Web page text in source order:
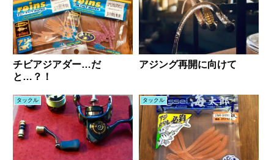
チビアジアダー…だ
と…？！
アジング再開に向けて
タックル タックル